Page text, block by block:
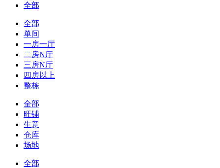
全部
全部
单间
一房一厅
二房N厅
三房N厅
四房以上
整栋
全部
旺铺
生意
仓库
场地
全部